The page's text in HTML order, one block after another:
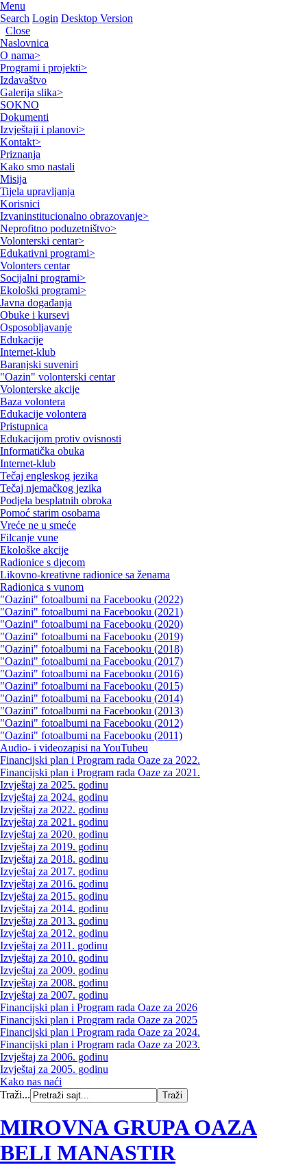
Menu
Search Login Desktop Version
Close
Naslovnica
O nama>
Programi i projekti>
Izdavaštvo
Galerija slika>
SOKNO
Dokumenti
Izvještaji i planovi>
Kontakt>
Priznanja
Kako smo nastali
Misija
Tijela upravljanja
Korisnici
Izvaninstitucionalno obrazovanje>
Neprofitno poduzetništvo>
Volonterski centar>
Edukativni programi>
Volonters centar
Socijalni programi>
Ekološki programi>
Javna događanja
Obuke i kursevi
Osposobljavanje
Edukacije
Internet-klub
Baranjski suveniri
"Oazin" volonterski centar
Volonterske akcije
Baza volontera
Edukacije volontera
Pristupnica
Edukacijom protiv ovisnosti
Informatička obuka
Internet-klub
Tečaj engleskog jezika
Tečaj njemačkog jezika
Podjela besplatnih obroka
Pomoć starim osobama
Vreće ne u smeće
Filcanje vune
Ekološke akcije
Radionice s djecom
Likovno-kreativne radionice sa ženama
Radionica s vunom
"Oazini" fotoalbumi na Facebooku (2022)
"Oazini" fotoalbumi na Facebooku (2021)
"Oazini" fotoalbumi na Facebooku (2020)
"Oazini" fotoalbumi na Facebooku (2019)
"Oazini" fotoalbumi na Facebooku (2018)
"Oazini" fotoalbumi na Facebooku (2017)
"Oazini" fotoalbumi na Facebooku (2016)
"Oazini" fotoalbumi na Facebooku (2015)
"Oazini" fotoalbumi na Facebooku (2014)
"Oazini" fotoalbumi na Facebooku (2013)
"Oazini" fotoalbumi na Facebooku (2012)
"Oazini" fotoalbumi na Facebooku (2011)
Audio- i videozapisi na YouTubeu
Financijski plan i Program rada Oaze za 2022.
Financijski plan i Program rada Oaze za 2021.
Izvještaj za 2025. godinu
Izvještaj za 2024. godinu
Izvještaj za 2022. godinu
Izvještaj za 2021. godinu
Izvještaj za 2020. godinu
Izvještaj za 2019. godinu
Izvještaj za 2018. godinu
Izvještaj za 2017. godinu
Izvještaj za 2016. godinu
Izvještaj za 2015. godinu
Izvještaj za 2014. godinu
Izvještaj za 2013. godinu
Izvještaj za 2012. godinu
Izvještaj za 2011. godinu
Izvještaj za 2010. godinu
Izvještaj za 2009. godinu
Izvještaj za 2008. godinu
Izvještaj za 2007. godinu
Financijski plan i Program rada Oaze za 2026
Financijski plan i Program rada Oaze za 2025
Financijski plan i Program rada Oaze za 2024.
Financijski plan i Program rada Oaze za 2023.
Izvještaj za 2006. godinu
Izvještaj za 2005. godinu
Kako nas naći
Traži...
MIROVNA GRUPA OAZA
BELI MANASTIR